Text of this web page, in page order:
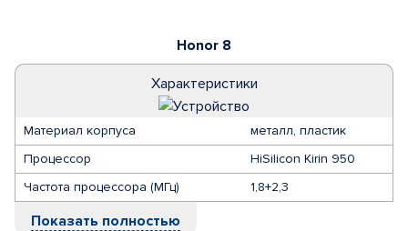
Honor 8
Характеристики
Материал корпуса
металл, пластик
Процессор
HiSilicon Kirin 950
Частота процессора (МГц)
1,8+2,3
Показать полностью